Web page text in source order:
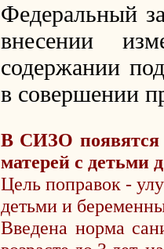
Федеральный
внесении
содержании
в совершении
В СИЗО появятся
матерей с детьми
Цель поправок -
детьми и
Введена норма